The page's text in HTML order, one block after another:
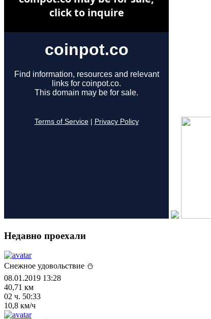
Недавно проехали
Снежное удовольствие ⛄
08.01.2019 13:28
40,71 км
02 ч. 50:33
10,8 км/ч